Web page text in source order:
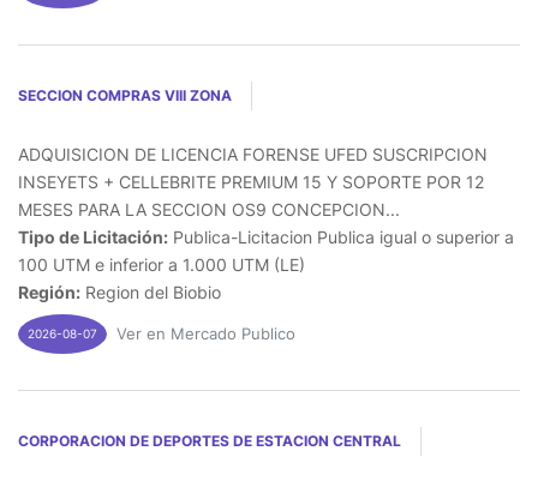
SECCION COMPRAS VIII ZONA
ADQUISICION DE LICENCIA FORENSE UFED SUSCRIPCION
INSEYETS + CELLEBRITE PREMIUM 15 Y SOPORTE POR 12
MESES PARA LA SECCION OS9 CONCEPCION...
Tipo de Licitación: Publica-Licitacion Publica igual o superior a
100 UTM e inferior a 1.000 UTM (LE)
Región: Region del Biobio
2026-08-07 Ver en Mercado Publico
CORPORACION DE DEPORTES DE ESTACION CENTRAL